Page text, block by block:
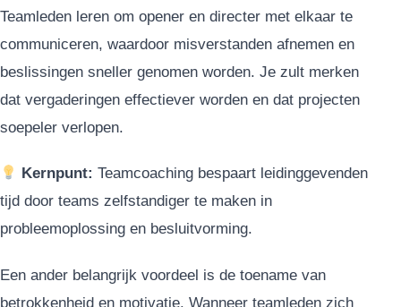
Teamleden leren om opener en directer met elkaar te
communiceren, waardoor misverstanden afnemen en
beslissingen sneller genomen worden. Je zult merken
dat vergaderingen effectiever worden en dat projecten
soepeler verlopen.
Kernpunt: Teamcoaching bespaart leidinggevenden
tijd door teams zelfstandiger te maken in
probleemoplossing en besluitvorming.
Een ander belangrijk voordeel is de toename van
betrokkenheid en motivatie. Wanneer teamleden zich